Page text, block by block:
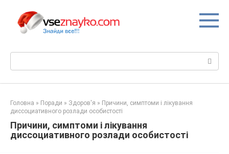
вмісту
Головна » Поради » Здоров'я » Причини, симптоми і лікування
диссоциативного розлади особистості
Причини, симптоми і лікування
диссоциативного розлади особистості